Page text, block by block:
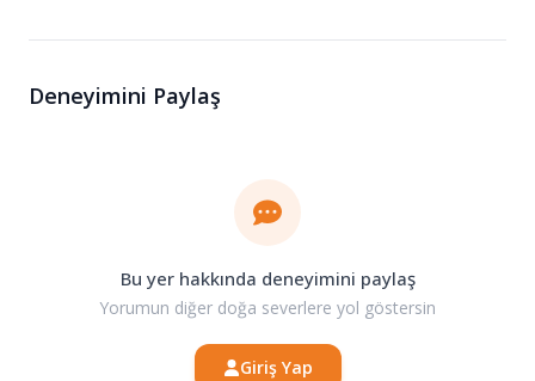
Deneyimini Paylaş
Bu yer hakkında deneyimini paylaş
Yorumun diğer doğa severlere yol göstersin
Giriş Yap